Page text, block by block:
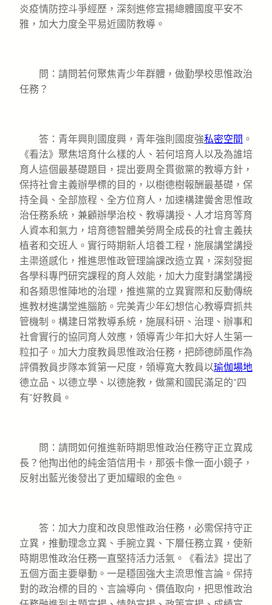
炎疫情防控斗爭經歷，深刻進修宣揚總體國度平安不
雅，加大力度全平易近國防教導。
問：請問若何聚焦青少年群體，做勤學校思惟政治
任務？
答：青年興則國度興，青年強則國度強私密空間 。
《看法》聚焦培育什么樣的人、若何培育人以及為誰培
育人這個最基礎題目，提出要周全貫徹黨的教導方針，
保持社會主義辦學標的目的，以樹德樹報酬最基礎，保
持全員、全部旅程、全方位育人，加速構建黌舍思惟政
治任務系統，兼顧辦學治校、教導講授、人才培育等育
人資本和氣力，培育德智體美勞周全成長的社會主義扶
植者和交班人。實行時期新人培養工程，施展講堂講授
主渠道感化，推進思惟政管理論課改造立異，深刻發掘
各學科專門研究課程的育人效能，加大力度對講堂講授
和各類思惟陣地的治理，推進黨的立異實際和反動傳統
進教材進講堂進腦筋。完美青少年幻想信心教導齊抓共
管機制。構建日常教導系統，施展科研、治理、辦事和
社會實行的協同育人效應，領導青少年扣大好人生第一
粒扣子。加大力度教員思惟政治任務，把師德師風作為
評價教員步隊本質第一尺度，領導寬大教員以瑜伽場地
德立品、以德立學、以德施教，做黨和國民滿足的“四
有”好教員。
問：請問如何推進新時期思惟政治任務守正立異成
長？他掏出他的純金箔信用卡，那張卡像一面小鏡子，
反射出藍光後發出了更加耀眼的金色。
答：加大力度和改良思惟政治任務，必需保持守正
立異，推動理念立異、手腕立異、下層任務立異，使新
時期思惟政治任務一直堅持活力活氣。《看法》提出了
五個方面主要舉動。一是穩固強大主流思惟言論。保持
對的政治標的目的、言論導向、價值取向，把思惟政治